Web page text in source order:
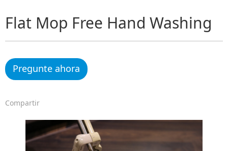
Flat Mop Free Hand Washing
Pregunte ahora
Compartir